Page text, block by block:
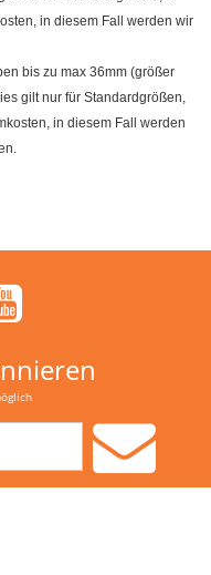
in diesem Fall werden wir
bis zu max 36mm (größer
gilt nur für Standardgrößen,
in diesem Fall werden